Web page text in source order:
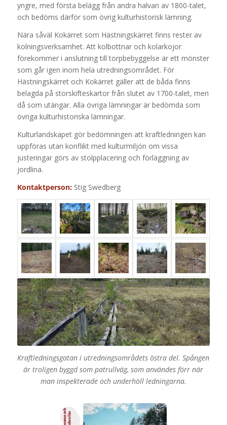
yngre, med första belägg från andra halvan av 1800-talet,
och bedöms därför som övrig kulturhistorisk lämning.
Nära såväl Kokärret som Hästningskärret finns rester av
kolningsverksamhet. Att kolbottnar och kolarkojor
förekommer i anslutning till torpbebyggelse är ett mönster
som går igen inom hela utredningsområdet. För
Hästningskärret och Kokärret gäller att de båda finns
belagda på storskifteskartor från slutet av 1700-talet, men
då som utängar. Alla övriga lämningar är bedömda som
övriga kulturhistoriska lämningar.
Kulturlandskapet gör bedömningen att kraftledningen kan
uppföras utan konflikt med kulturmiljön om vissa
justeringar görs av stolpplacering och förläggning av
jordlina.
Kontaktperson:Stig Swedberg
Kraftledningsgatan i utredningsområdets östra del. Spången
är troligen byggd som patrullväg, som användes förr när
man inspekterade och underhöll ledningarna.